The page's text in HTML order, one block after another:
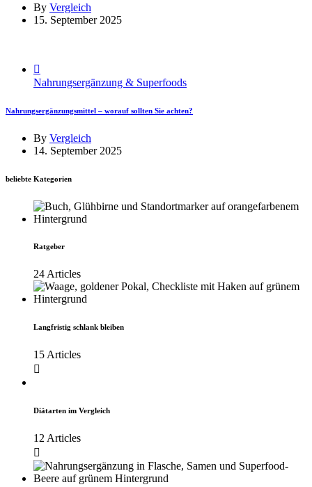
By Vergleich
15. September 2025
Nahrungsergänzung & Superfoods
Nahrungsergänzungsmittel – worauf sollten Sie achten?
By Vergleich
14. September 2025
beliebte Kategorien
Ratgeber
24 Articles
Langfristig schlank bleiben
15 Articles
Diätarten im Vergleich
12 Articles